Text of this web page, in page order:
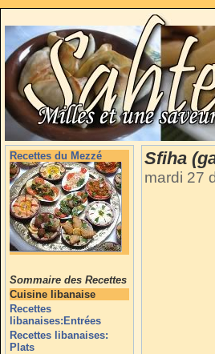
Recettes du Mezzé
Sommaire des Recettes
Cuisine libanaise
Recettes
libanaises:Entrées
Recettes libanaises:
Plats
Sfiha
mardi 27